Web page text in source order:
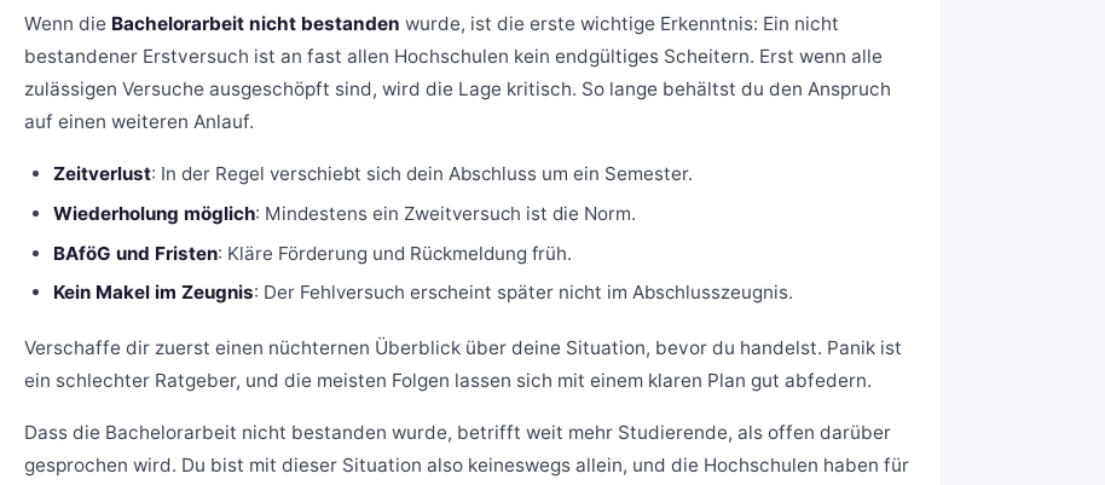
Wenn die Bachelorarbeit nicht bestanden wurde, ist die erste wichtige Erkenntnis: Ein nicht
bestandener Erstversuch ist an fast allen Hochschulen kein endgültiges Scheitern. Erst wenn alle
zulässigen Versuche ausgeschöpft sind, wird die Lage kritisch. So lange behältst du den Anspruch
auf einen weiteren Anlauf.
Zeitverlust: In der Regel verschiebt sich dein Abschluss um ein Semester.
Wiederholung möglich: Mindestens ein Zweitversuch ist die Norm.
BAföG und Fristen: Kläre Förderung und Rückmeldung früh.
Kein Makel im Zeugnis: Der Fehlversuch erscheint später nicht im Abschlusszeugnis.
Verschaffe dir zuerst einen nüchternen Überblick über deine Situation, bevor du handelst. Panik ist
ein schlechter Ratgeber, und die meisten Folgen lassen sich mit einem klaren Plan gut abfedern.
Dass die Bachelorarbeit nicht bestanden wurde, betrifft weit mehr Studierende, als offen darüber
gesprochen wird. Du bist mit dieser Situation also keineswegs allein, und die Hochschulen haben für